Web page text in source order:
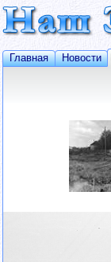
Главная Новости